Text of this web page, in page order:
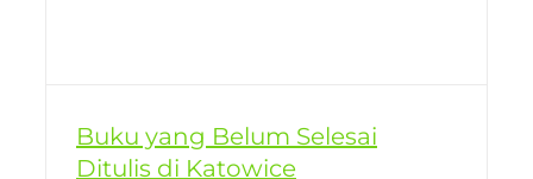
Buku yang Belum Selesai
Ditulis di Katowice